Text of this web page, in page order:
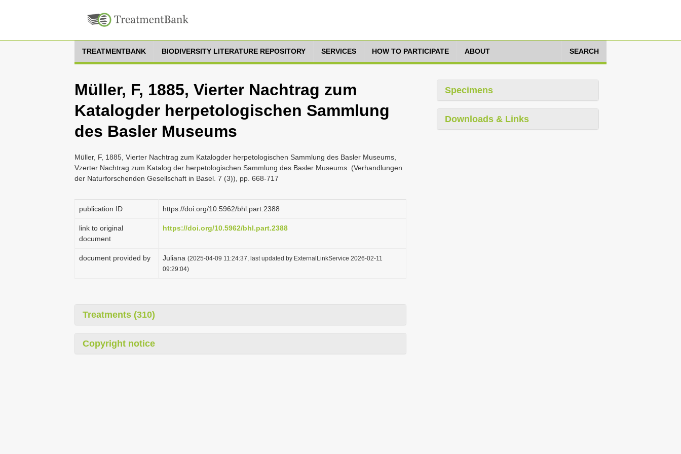
TREATMENTBANK BIODIVERSITY LITERATURE REPOSITORY SERVICES HOW TO PARTICIPATE ABOUT SEARCH
Müller, F, 1885, Vierter Nachtrag zum
Katalogder herpetologischen Sammlung
des Basler Museums
Müller, F, 1885, Vierter Nachtrag zum Katalogder herpetologischen Sammlung des Basler Museums,
Vzerter Nachtrag zum Katalog der herpetologischen Sammlung des Basler Museums. (Verhandlungen
der Naturforschenden Gesellschaft in Basel. 7 (3)), pp. 668-717
publication ID https://doi.org/10.5962/bhl.part.2388
link to original
document
https://doi.org/10.5962/bhl.part.2388
document provided by Juliana (2025-04-09 11:24:37, last updated by ExternalLinkService 2026-02-11
09:29:04)
Treatments (310)
Copyright notice
Specimens
Downloads & Links